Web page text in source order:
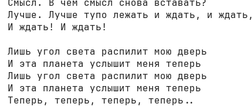
Смысл. В чём смысл снова вставать?
Лучше. Лучше тупо лежать и ждать, и ждать,
И ждать! И ждать!
Лишь угол света распилит мою дверь
И эта планета услышит меня теперь
Лишь угол света распилит мою дверь
И эта планета услышит меня теперь
Теперь, теперь, теперь, теперь..